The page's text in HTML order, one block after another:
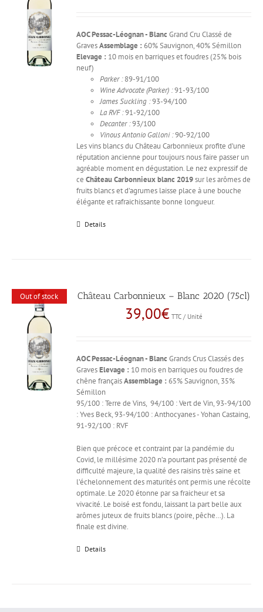
AOC Pessac-Léognan - Blanc Grand Cru Classé de
GravesAssemblage : 60% Sauvignon, 40% Sémillon
Elevage : 10 mois en barriques et foudres (25% bois
neuf)
Parker :89-91/100
Wine Advocate (Parker) :91-93/100
James Suckling :93-94/100
La RVF :91-92/100
Decanter :93/100
Vinous Antonio Galloni :90-92/100
Les vins blancs du Château Carbonnieux profite d’une
réputation ancienne pour toujours nous faire passer un
agréable moment en dégustation. Le nez expressif de
ceChâteau Carbonnieux blanc 2019sur les arômes de
fruits blancs et d’agrumes laisse place à une bouche
élégante et rafraichissante bonne longueur.
Details
Out of stock Château Carbonnieux – Blanc 2020 (75cl)
39,00€ TTC / Unité
AOC Pessac-Léognan - Blanc Grands Crus Classés des
GravesElevage : 10 mois en barriques ou foudres de
chêne françaisAssemblage : 65% Sauvignon, 35%
Sémillon
95/100 : Terre de Vins, 94/100 : Vert de Vin, 93-94/100
: Yves Beck, 93-94/100 : Anthocyanes - Yohan Castaing,
91-92/100 : RVF
Bien que précoce et contraint par la pandémie du
Covid, le millésime 2020 n’a pourtant pas présenté de
difficulté majeure, la qualité des raisins très saine et
l’échelonnement des maturités ont permis une récolte
optimale. Le 2020 étonne par sa fraicheur et sa
vivacité. Le boisé est fondu, laissant la part belle aux
arômes juteux de fruits blancs (poire, pêche…). La
finale est divine.
Details